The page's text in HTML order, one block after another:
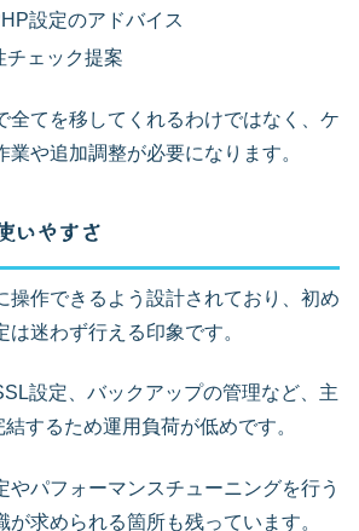
設定のアドバイス
チェック提案
全てを移してくれるわけではなく、ケ
業や追加調整が必要になります。
いやすさ
操作できるよう設計されており、初め
迷わず行える印象です。
設定、バックアップの管理など、主
するため運用負荷が低めです。
やパフォーマンスチューニングを行う
が求められる箇所も残っています。